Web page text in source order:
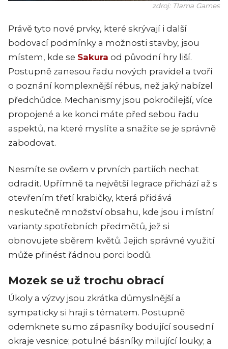
zdroj: Tlama Games
Právě tyto nové prvky, které skrývají i další
bodovací podmínky a možnosti stavby, jsou
místem, kde se Sakura od původní hry liší.
Postupně zanesou řadu nových pravidel a tvoří
o poznání komplexnější rébus, než jaký nabízel
předchůdce. Mechanismy jsou pokročilejší, více
propojené a ke konci máte před sebou řadu
aspektů, na které myslíte a snažíte se je správně
zabodovat.
Nesmíte se ovšem v prvních partiích nechat
odradit. Upřímně ta největší legrace přichází až s
otevřením třetí krabičky, která přidává
neskutečně množství obsahu, kde jsou i místní
varianty spotřebních předmětů, jež si
obnovujete sběrem květů. Jejich správné využití
může přinést řádnou porci bodů.
Mozek se už trochu obrací
Úkoly a výzvy jsou zkrátka důmyslnější a
sympaticky si hrají s tématem. Postupně
odemknete sumo zápasníky bodující sousední
okraje vesnice; potulné básníky milující louky; a